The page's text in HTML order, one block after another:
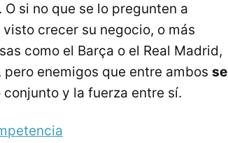
si no que se lo pregunten a
crecer su negocio, o más
como el Barça o el Real Madrid,
enemigos que entre ambos se
conjunto y la fuerza entre sí.